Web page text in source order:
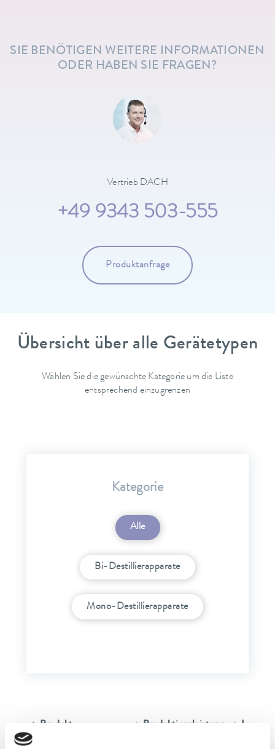
SIE BENÖTIGEN WEITERE INFORMATIONEN
ODER HABEN SIE FRAGEN?
Vertrieb DACH
+49 9343 503-555
Produktanfrage
Übersicht über alle Gerätetypen
Wählen Sie die gewünschte Kategorie um die Liste
entsprechend einzugrenzen
Kategorie
Alle
Bi-Destillierapparate
Mono-Destillierapparate
Produkt Produktionsleistung